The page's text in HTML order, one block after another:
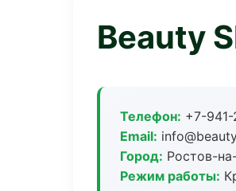
Beauty
Телефон: +7-
Email:
Город: Ростов-
Режим работы: